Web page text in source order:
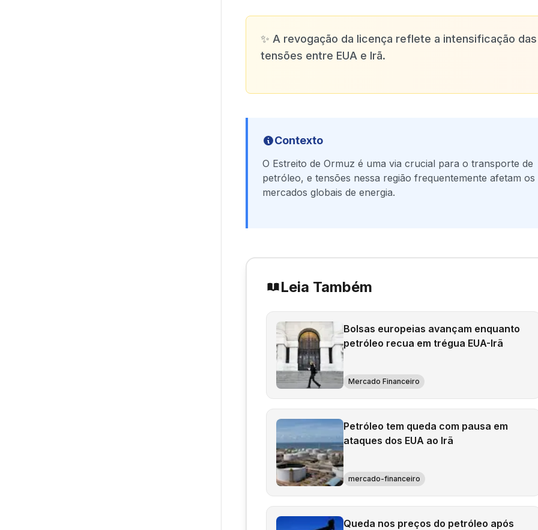
✨ A revogação da licença reflete a intensificação das
tensões entre EUA e Irã.
Contexto
O Estreito de Ormuz é uma via crucial para o transporte de
petróleo, e tensões nessa região frequentemente afetam os
mercados globais de energia.
Leia Também
Bolsas europeias avançam enquanto
petróleo recua em trégua EUA-Irã
Mercado Financeiro
Petróleo tem queda com pausa em
ataques dos EUA ao Irã
mercado-financeiro
Queda nos preços do petróleo após